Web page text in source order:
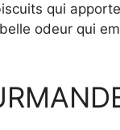
qui
odeur qui